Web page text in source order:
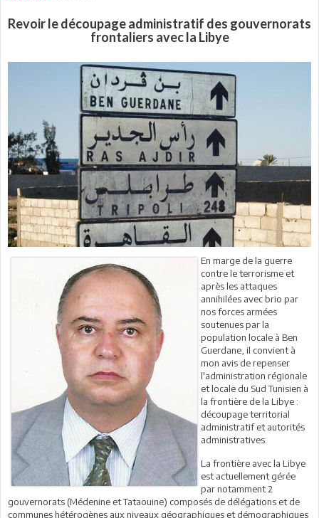
Revoir le découpage administratif des gouvernorats
frontaliers avec la Libye
En marge de la guerre
contre le terrorisme et
après les attaques
annihilées avec brio par
nos forces armées
soutenues par la
population locale à Ben
Guerdane, il convient à
mon avis de repenser
l'administration régionale
et locale du Sud Tunisien à
la frontière de la Libye :
découpage territorial
administratif et autorités
administratives.
La frontière avec la Libye
est actuellement gérée
par notamment 2
gouvernorats (Médenine et Tataouine) composés de délégations et de
communes hétérogènes aux niveaux géographiques et démographiques